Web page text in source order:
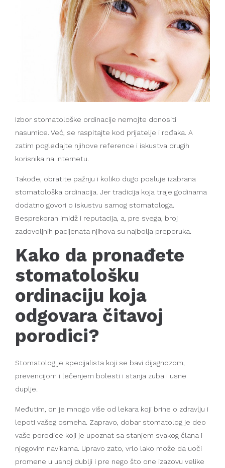
Izbor stomatološke ordinacije nemojte donositi
nasumice. Već, se raspitajte kod prijatelje i rođaka. A
zatim pogledajte njihove reference i iskustva drugih
korisnika na internetu.
Takođe, obratite pažnju i koliko dugo posluje izabrana
stomatološka ordinacija. Jer tradicija koja traje godinama
dodatno govori o iskustvu samog stomatologa.
Besprekoran imidž i reputacija, a, pre svega, broj
zadovoljnih pacijenata njihova su najbolja preporuka.
Kako da pronađete
stomatološku
ordinaciju koja
odgovara čitavoj
porodici?
Stomatolog je specijalista koji se bavi dijagnozom,
prevencijom i lečenjem bolesti i stanja zuba i usne
duplje.
Međutim, on je mnogo više od lekara koji brine o zdravlju i
lepoti vašeg osmeha. Zapravo, dobar stomatolog je deo
vaše porodice koji je upoznat sa stanjem svakog člana i
njegovim navikama. Upravo zato, vrlo lako može da uoči
promene u usnoj dublji i pre nego što one izazovu velike